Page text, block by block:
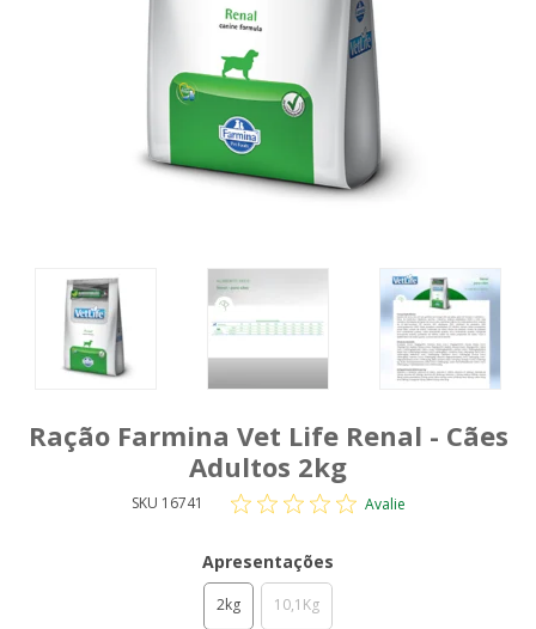
Ração Farmina Vet Life Renal - Cães
Adultos 2kg
SKU 16741 Avalie
Apresentações
2kg 10,1Kg